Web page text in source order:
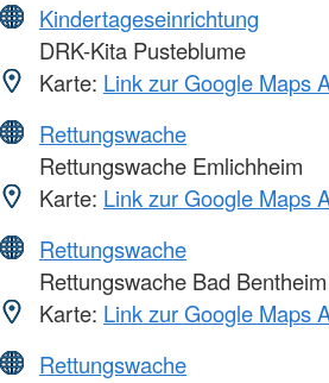
Kindertageseinrichtung
DRK-Kita Pusteblume
Karte: Link zur Google Maps
Rettungswache
Rettungswache Emlichheim
Karte: Link zur Google Maps
Rettungswache
Rettungswache Bad Bentheim
Karte: Link zur Google Maps
Rettungswache